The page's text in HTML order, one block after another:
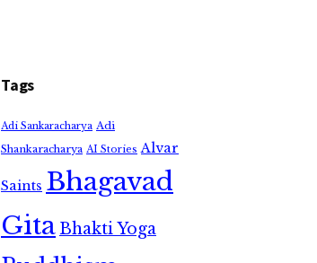
Tags
Adi Sankaracharya Adi
Shankaracharya AI Stories Alvar
Saints Bhagavad
GitaBhakti Yoga